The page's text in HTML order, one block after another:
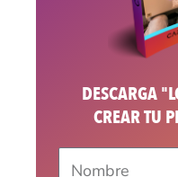
DESCARGA
CREAR TU